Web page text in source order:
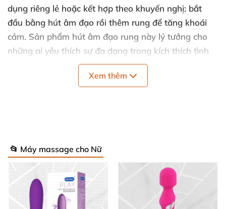
dụng riêng lẻ hoặc kết hợp theo khuyến nghị: bắt
đầu bằng hút âm đạo rồi thêm rung để tăng khoái
cảm. Sản phẩm hút âm đạo rung này lý tưởng cho
những ai yêu thích sự đa dạng trong kích thích tình
Kích thước
: Nasadka 4 x 3 cm; Tổng chiều dài 17
cm; Chiều rộng 6 cm.
Động cơ: 2 motor độc lập cho rungvà hút êm ái.
Xem thêm
📂 Máy massage cho Nữ